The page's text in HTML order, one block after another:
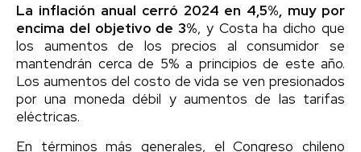
La inflación anual cerró 2024 en 4,5%, muy por
encima del objetivo de 3%, y Costa ha dicho que
los aumentos de los precios al consumidor se
mantendrán cerca de 5% a principios de este año.
Los aumentos del costo de vida se ven presionados
por una moneda débil y aumentos de las tarifas
eléctricas.
En términos más generales, el Congreso chileno